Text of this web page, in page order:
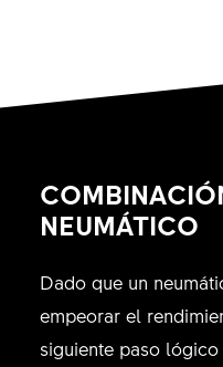
NEUMÁTICO
Dado que un
empeorar el
siguiente paso